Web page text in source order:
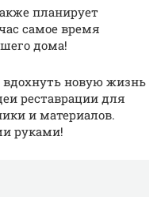
планирует
самое время
дома!
вдохнуть новую жизнь
реставрации для
и материалов.
руками!